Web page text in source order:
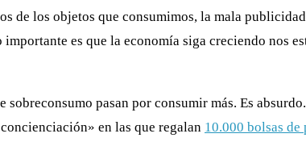
de los objetos que consumimos, la mala
es que la economía siga creciendo nos
pasan por consumir más. Es
en las que regalan 10.000 bolsas